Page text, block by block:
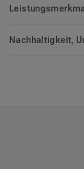
Nachhaltigkeit,